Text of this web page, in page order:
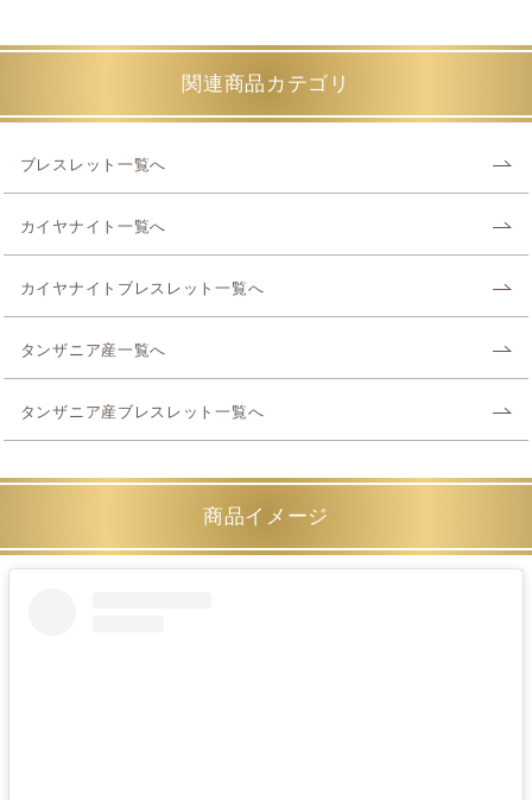
関連商品カテゴリ
ブレスレット一覧へ
カイヤナイト一覧へ
カイヤナイトブレスレット一覧へ
タンザニア産一覧へ
タンザニア産ブレスレット一覧へ
商品イメージ